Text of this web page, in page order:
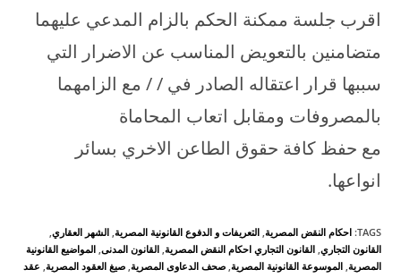
اقرب جلسة ممكنة الحكم بالزام المدعي عليهما
متضامنين بالتعويض المناسب عن الاضرار التي
سببها قرار اعتقاله الصادر في / / مع الزامهما
بالمصروفات ومقابل اتعاب المحاماة
مع حفظ كافة حقوق الطاعن الاخري بسائر
انواعها.
TAGS
:احكام النقض المصرية, التعريفات و الدفوع القانونية المصرية, الشهر العقاري,
القانون التجاري, القانون التجاري احكام النقض المصرية, القانون المدنى, المواضيع القانونية
المصرية, الموسوعة القانونية المصرية, صحف الدعاوى المصرية, صيغ العقود المصرية, عقد